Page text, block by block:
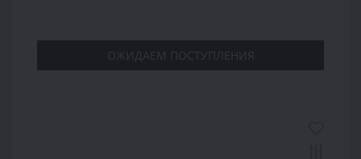
ОЖИДАЕМ ПОСТУПЛЕНИЯ